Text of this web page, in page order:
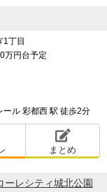
故などには気を
に先がけて行う
1丁目
万円台予定
ール 彩都西 駅 徒歩2分
まとめ
ーレシティ城北公園